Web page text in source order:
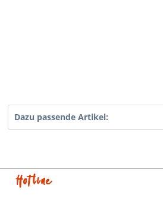
Dazu passende Artikel:
Hotline